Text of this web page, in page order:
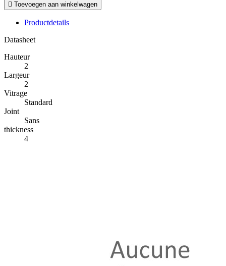
 Toevoegen aan winkelwagen
Productdetails
Datasheet
Hauteur
2
Largeur
2
Vitrage
Standard
Joint
Sans
thickness
4